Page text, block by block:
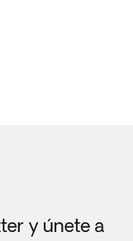
y únete a